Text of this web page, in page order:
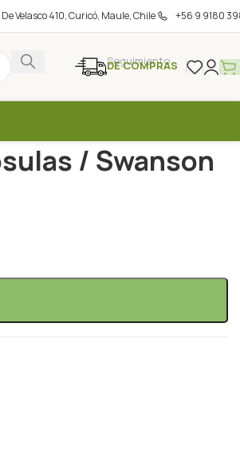
Velasco 410, Curicó, Maule, Chile +56 9 9180
Seguimiento
DE COMPRAS
/ Swanson